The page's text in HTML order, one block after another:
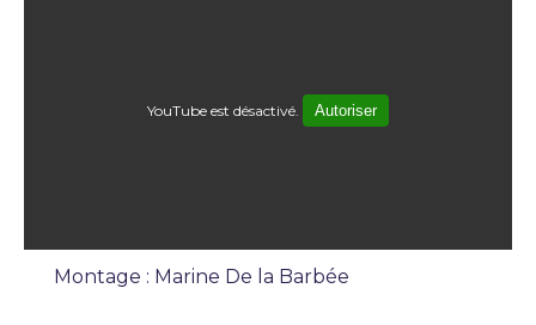
YouTube est désactivé. Autoriser
Montage : Marine De la Barbée